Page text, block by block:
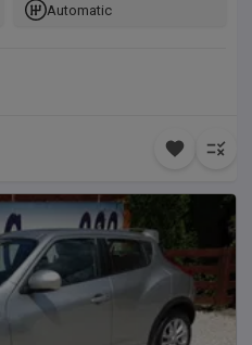
Automatic